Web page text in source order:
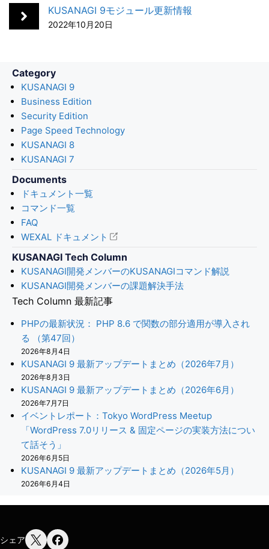
o
I
n
KUSANAGI 9モジュール更新情報
2022年10月20日
Category
KUSANAGI 9
Business Edition
Security Edition
Page Speed Technology
KUSANAGI 8
KUSANAGI 7
Documents
ドキュメント一覧
コマンド一覧
FAQ
WEXAL ドキュメント
KUSANAGI Tech Column
KUSANAGI開発メンバーのKUSANAGIコマンド解説
KUSANAGI開発メンバーの課題解決手法
Tech Column 最新記事
PHPの最新状況： PHP 8.6 で関数の部分適用が導入され
る （第47回）
2026年8月4日
KUSANAGI 9 最新アップデートまとめ（2026年7月）
2026年8月3日
KUSANAGI 9 最新アップデートまとめ（2026年6月）
2026年7月7日
イベントレポート：Tokyo WordPress Meetup
「WordPress 7.0リリース & 固定ページの実装方法につい
て話そう」
2026年6月5日
KUSANAGI 9 最新アップデートまとめ（2026年5月）
2026年6月4日
シェア